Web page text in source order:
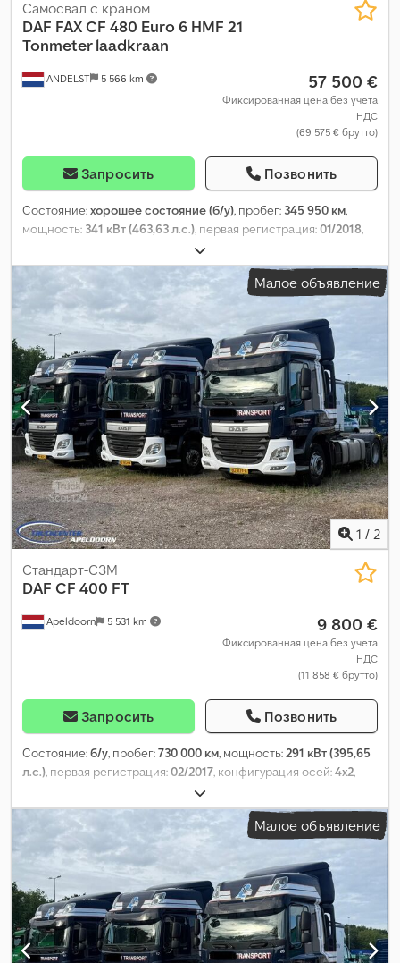
ANDELST 5 566 km
Самосвал с краном
DAF FAX CF 480 Euro 6 HMF 21
Tonmeter laadkraan
57 500 €
Фиксированная цена без учета
НДС
(69 575 € брутто)
Запросить Позвонить
Состояние:хорошее состояние (б/у), пробег: 345 950 км,
мощность: 341 кВт (463,63 л.с.), первая регистрация:01/2018,
, размер шины:
осей:8x2, колесная база:5 000 мм, топливо:дизель, кабина
водителя:дневная кабина , тип передачи:автоматический,
класс выбросов:Евро 6 , подвеска: , количество мест:
общая длина:10 400 мм, общая ширина: 2 550 мм, общая
высота:
, допустимая нагрузка на ось (ось 1): 8 000 кг
допустимая нагрузка на ось (ось 2):8 000 кг, допустимая
нагрузка на ось (ось 3):11 500 кг, длина грузового отсека:
7 300 мм , ширина пространства для загрузки:2 460 мм, высота
грузового отсека:1 820 мм, Год выпуска:2018 , Оборудование:
ABS, EBS (Электронная тормозная система), блокировка
дифференциала, кондиционер, кран, круиз-контроль,
электрорегулировка стекол,
Малое объявление
1 / 2
Apeldoorn 5 531 km
Стандарт-СЗМ
DAF CF 400 FT
9 800 €
Фиксированная цена без учета
НДС
(11 858 € брутто)
Запросить Позвонить
Состояние:б/у, пробег:730 000 км, мощность:291 кВт (395,65
л.с.), первая регистрация:02/2017, конфигурация осей:4x2,
другое
спальный отсек (кабина), общая длина:5 920 мм, общая
ширина:
2 550 мм , допустимая нагрузка на ось (ось 1):8 000 кг,
допустимая нагрузка на ось (ось 2):
, Год выпуска:
Малое объявление